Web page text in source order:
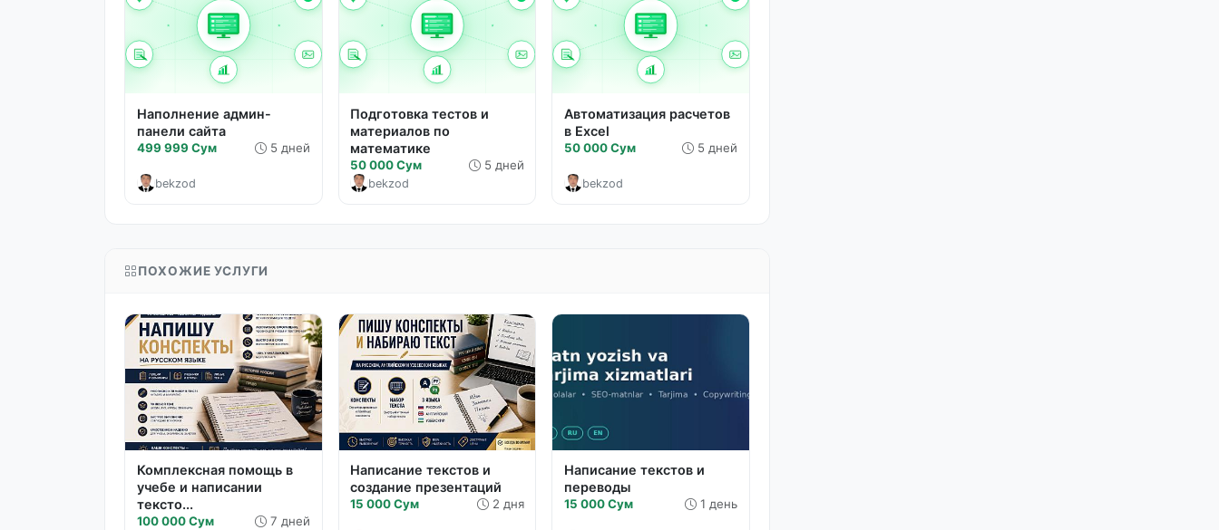
Наполнение админ-
панели сайта
499 999 Сум 5 дней
bekzod
Подготовка тестов и
материалов по
математике
50 000 Сум 5 дней
bekzod
Автоматизация расчетов
в Excel
50 000 Сум 5 дней
bekzod
ПОХОЖИЕ УСЛУГИ
Комплексная помощь в
учебе и написании
тексто...
100 000 Сум 7 дней
Написание текстов и
создание презентаций
15 000 Сум 2 дня
Написание текстов и
переводы
15 000 Сум 1 день